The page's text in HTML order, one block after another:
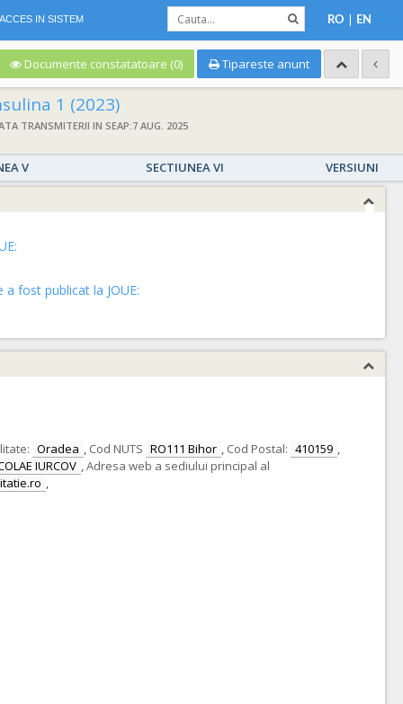
ACCES IN SISTEM RO | EN
Documente constatatoare (0) Tipareste anunt
1 (2023)
TRANSMITERII IN SEAP:7 AUG. 2025
V SECTIUNEA VI
VERSIUNI
fost publicat la JOUE:
Oradea , Cod NUTS RO111 Bihor , Cod Postal: 410159 ,
IURCOV ,Adresa web a sediului principal al
,